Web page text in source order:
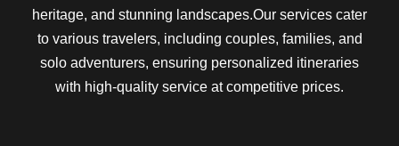
heritage, and stunning landscapes.Our services cater
to various travelers, including couples, families, and
solo adventurers, ensuring personalized itineraries
with high-quality service at competitive prices.